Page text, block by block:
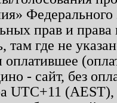
прав и
там где не
оплатившее
- сайт, без
UTC+11